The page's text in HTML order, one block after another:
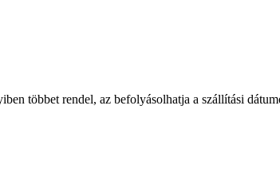
többet rendel, az befolyásolhatja a szállítási